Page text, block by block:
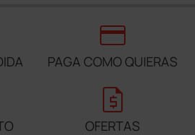
credit_card
PAGA COMO QUIERAS
request_quote
OFERTAS